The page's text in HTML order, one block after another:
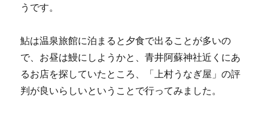
うです。
鮎は温泉旅館に泊まると夕食で出ることが多いの
で、お昼は鰻にしようかと、青井阿蘇神社近くにあ
るお店を探していたところ、「上村うなぎ屋」の評
判が良いらしいということで行ってみました。